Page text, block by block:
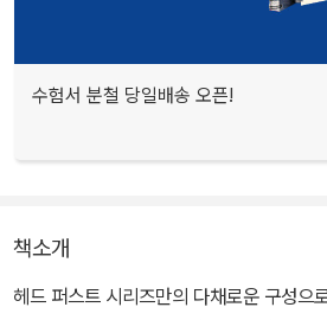
수험서 분철 당일배송 오픈!
책소개
헤드 퍼스트 시리즈만의 다채로운 구성으